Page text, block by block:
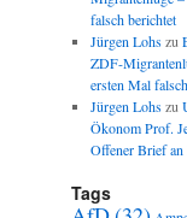
falsch berichtet
Jürgen Lohszu
ZDF-
ersten Mal
Jürgen Lohszu
Ökonom Prof.
Offener Brief
Tags